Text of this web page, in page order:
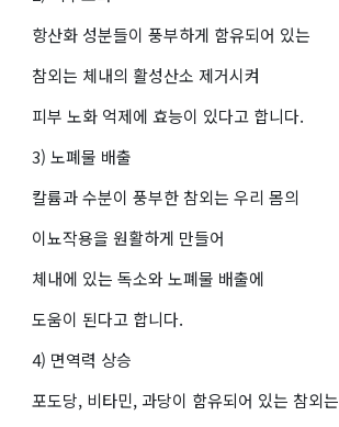
항산화 성분들이 풍부하게 함유되어 있는
참외는 체내의 활성산소 제거시켜
피부 노화 억제에 효능이 있다고 합니다.
3) 노폐물 배출
칼륨과 수분이 풍부한 참외는 우리 몸의
이뇨작용을 원활하게 만들어
체내에 있는 독소와 노폐물 배출에
도움이 된다고 합니다.
4) 면역력 상승
포도당, 비타민, 과당이 함유되어 있는 참외는